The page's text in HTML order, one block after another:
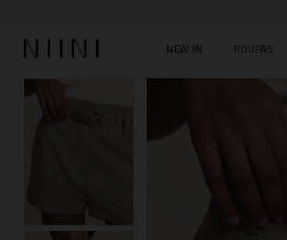
NEW IN ROUPAS